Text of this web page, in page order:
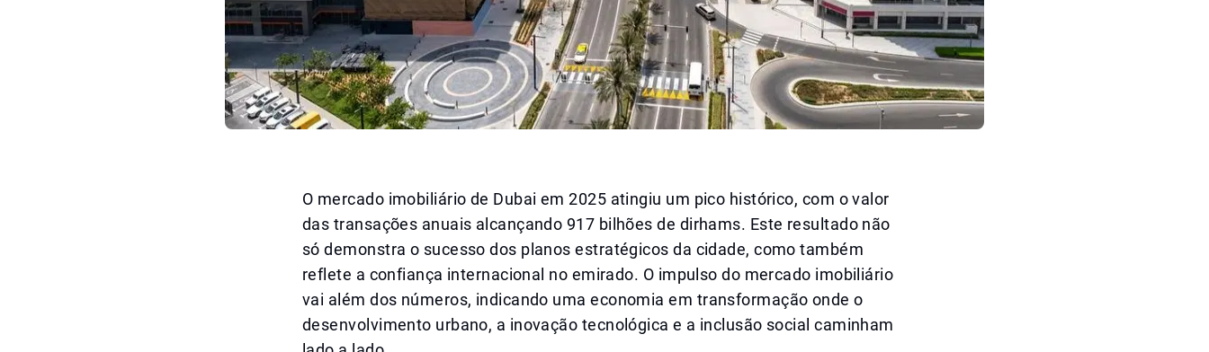
O mercado imobiliário de Dubai em 2025 atingiu um pico histórico, com o valor
das transações anuais alcançando 917 bilhões de dirhams. Este resultado não
só demonstra o sucesso dos planos estratégicos da cidade, como também
reflete a confiança internacional no emirado. O impulso do mercado imobiliário
vai além dos números, indicando uma economia em transformação onde o
desenvolvimento urbano, a inovação tecnológica e a inclusão social caminham